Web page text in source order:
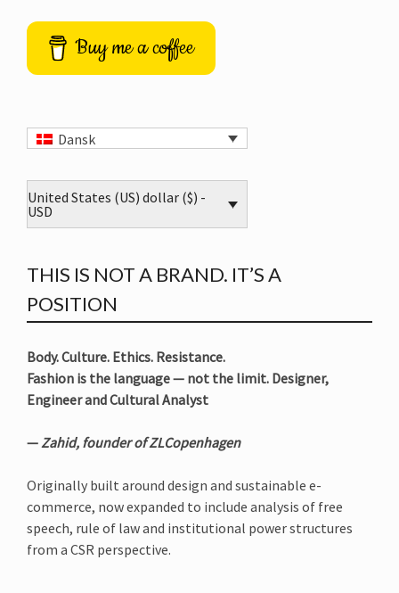
Buy me a coffee
Dansk
United States (US) dollar ($) -
USD
THIS IS NOT A BRAND. IT’S A
POSITION
Body. Culture. Ethics. Resistance.
Fashion is the language — not the limit. Designer,
Engineer and Cultural Analyst
—Zahid, founder of ZLCopenhagen
Originally built around design and sustainable e-
commerce, now expanded to include analysis of free
speech, rule of law and institutional power structures
from a CSR perspective.